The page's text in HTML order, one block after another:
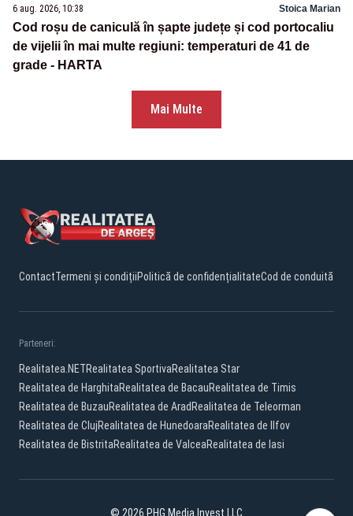
6 aug. 2026, 10:38 Stoica Marian
Cod roșu de caniculă în șapte județe și cod portocaliu
de vijelii în mai multe regiuni: temperaturi de 41 de
grade - HARTA
Mai Multe
ContactTermeni și condițiiPolitică de confidențialitateCod de conduită
Parteneri:
Realitatea.NETRealitatea SportivaRealitatea Star
Realitatea de HarghitaRealitatea de BacauRealitatea de Timis
Realitatea de BuzauRealitatea de Arad Realitatea de Teleorman
Realitatea de ClujRealitatea de HunedoaraRealitatea de Ilfov
Realitatea de BistritaRealitatea de ValceaRealitatea de Iasi
© 2026 PHG Media Invest LLC